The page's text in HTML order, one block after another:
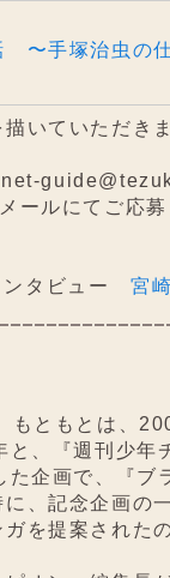
〜手塚治虫
描いていただ
net-
ールにてご応
ンタビュー宮
もともとは、
と、『週刊少年
た企画で、『ブ
、記念企画の
を提案された